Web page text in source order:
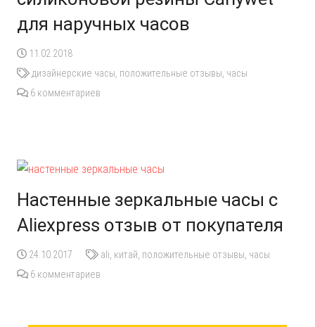
для наручных часов
11.02.2018
дизайнерские часы, положительные отзывы, часы
6 комментариев
Настенные зеркальные часы с
Aliexpress отзыв от покупателя
24.10.2017 ali, китай, положительные отзывы, часы
6 комментариев